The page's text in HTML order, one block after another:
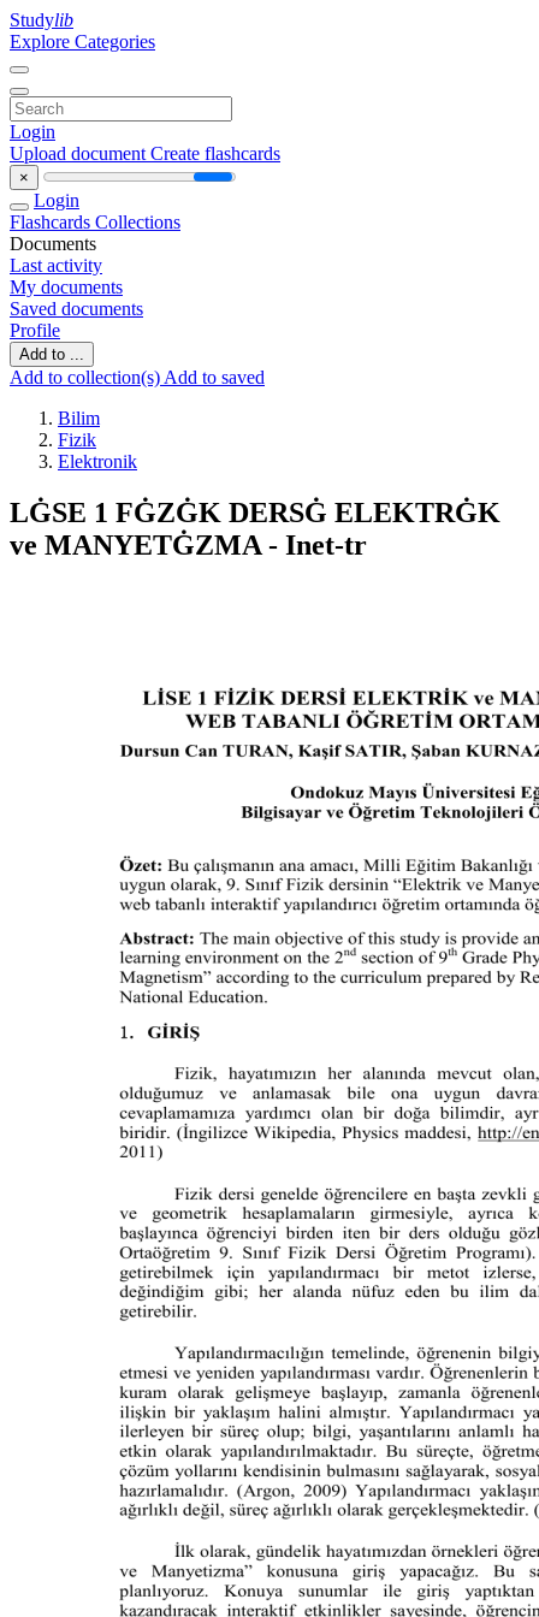
Studylib
Explore Categories
Login
Upload document Create flashcards
×
Login
Flashcards Collections
Documents
Last activity
My documents
Saved documents
Profile
Add to ...
Add to collection(s) Add to saved
Bilim
Fizik
Elektronik
LĠSE 1 FĠZĠK DERSĠ ELEKTRĠK
ve MANYETĠZMA - Inet-tr